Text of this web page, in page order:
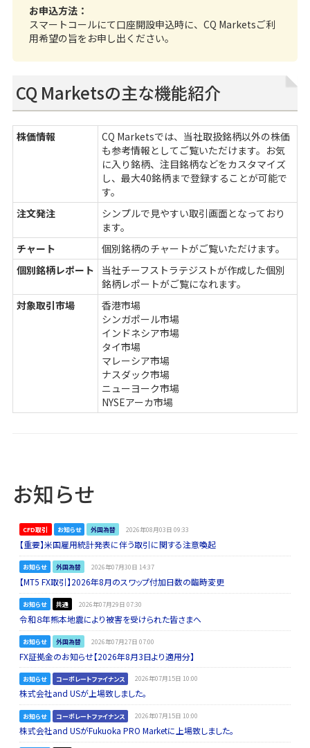
お申込方法：
スマートコールにて口座開設申込時に、CQ Marketsご利
用希望の旨をお申し出ください。
CQ Marketsの主な機能紹介
株価情報
CQ Marketsでは、当社取扱銘柄以外の株価
も参考情報としてご覧いただけます。お気
に入り銘柄、注目銘柄などをカスタマイズ
し、最大40銘柄まで登録することが可能で
す。
注文発注
シンプルで見やすい取引画面となっており
ます。
チャート
個別銘柄のチャートがご覧いただけます。
個別銘柄レポート
当社チーフストラテジストが作成した個別
銘柄レポートがご覧になれます。
対象取引市場
香港市場
シンガポール市場
インドネシア市場
タイ市場
マレーシア市場
ナスダック市場
ニューヨーク市場
NYSEアーカ市場
お知らせ
CFD取引 お知らせ 外国為替 2026年08月03日 09:33
【重要】米国雇用統計発表に伴う取引に関する注意喚起
お知らせ 外国為替 2026年07月30日 14:37
【MT5 FX取引】2026年8月のスワップ付加日数の臨時変更
お知らせ 共通 2026年07月29日 07:30
令和８年熊本地震により被害を受けられた皆さまへ
お知らせ 外国為替 2026年07月27日 07:00
FX証拠金のお知らせ【2026年8月3日より適用分】
お知らせ コーポレートファイナンス 2026年07月15日 10:00
株式会社and USが上場致しました。
お知らせ コーポレートファイナンス 2026年07月15日 10:00
株式会社and USがFukuoka PRO Marketに上場致しました。